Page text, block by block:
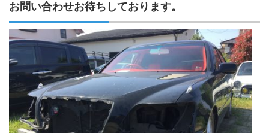
お問い合わせお待ちしております。